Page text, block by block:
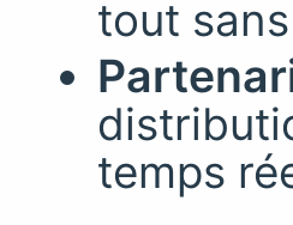
tout
temps